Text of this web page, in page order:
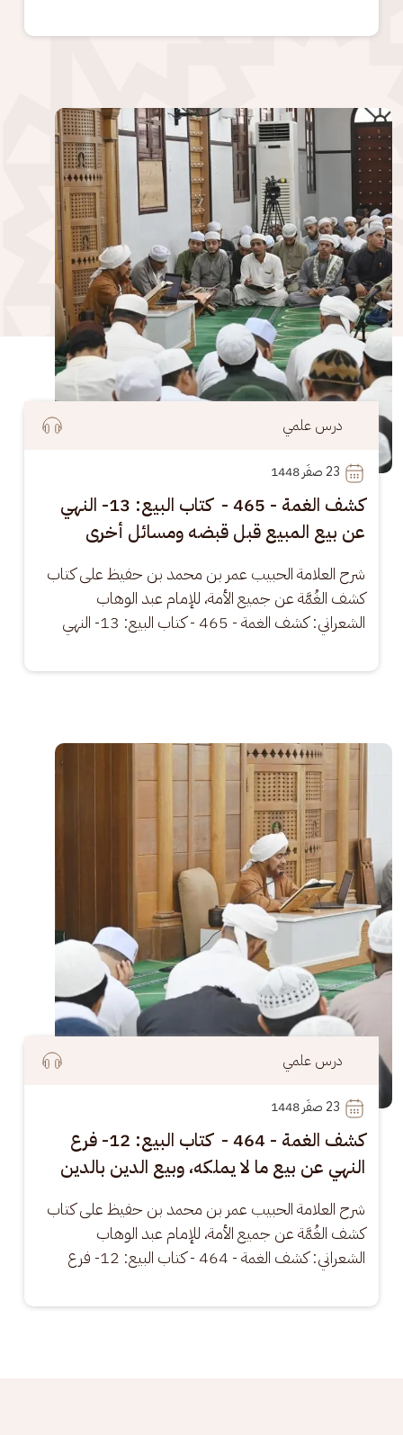
الصورة
درس علمي
23
كشف الغمة - 465 - كتاب البيع: 13- النهي
عن بيع المبيع قبل قبضه ومسائل أخرى
شرح العلامة الحبيب عمر بن محمد بن حفيظ على كتاب
كشف الغُمَّة عن جميع الأمة، للإمام عبد الوهاب
الشعراني: كشف الغمة - 465 - كتاب البيع: 13- النهي
الصورة
درس علمي
23
كشف الغمة - 464 - كتاب البيع: 12- فرع
النهي عن بيع ما لا يملكه، وبيع الدين بالدين
شرح العلامة الحبيب عمر بن محمد بن حفيظ على كتاب
كشف الغُمَّة عن جميع الأمة، للإمام عبد الوهاب
الشعراني: كشف الغمة - 464 - كتاب البيع: 12- فرع